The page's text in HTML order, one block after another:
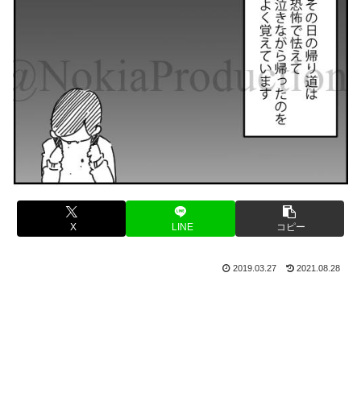
X LINE コピー
2019.03.27 2021.08.28